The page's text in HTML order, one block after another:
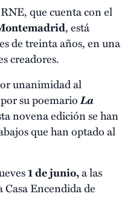
que cuenta con el
, está
de treinta años, en una
creadores.
unanimidad al
su poemarioLa
novena edición se han
que han optado al
1 de junio,a las
Encendida de